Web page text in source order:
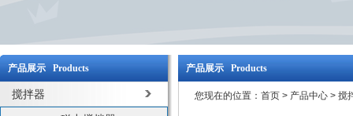
产品展示 Products
搅拌器
产品展示 Products
您现在的位置： 首页 > 产品中心 > 搅